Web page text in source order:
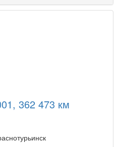
362 473 км